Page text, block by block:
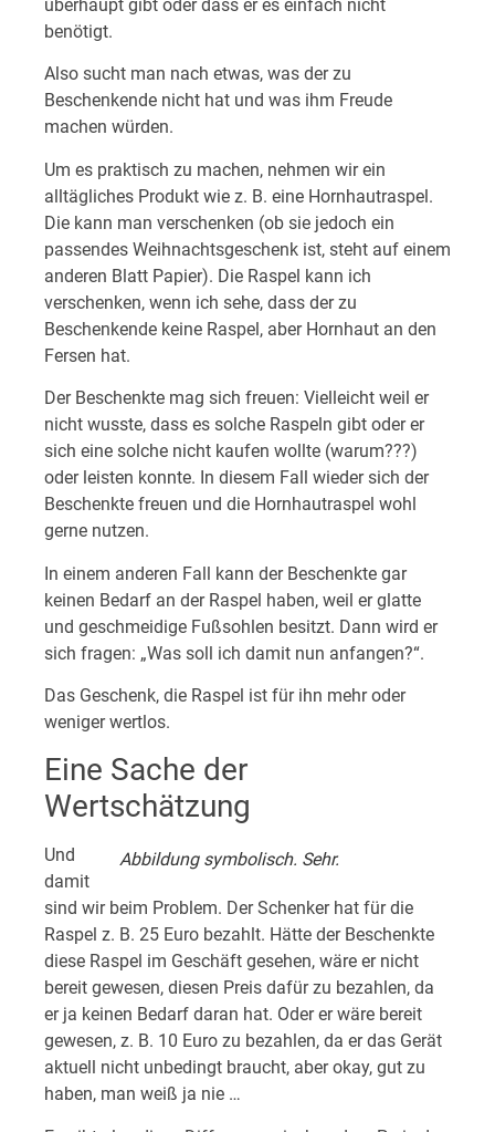
überhaupt gibt oder dass er es einfach nicht
benötigt.
Also sucht man nach etwas, was der zu
Beschenkende nicht hat und was ihm Freude
machen würden.
Um es praktisch zu machen, nehmen wir ein
alltägliches Produkt wie z. B. eine Hornhautraspel.
Die kann man verschenken (ob sie jedoch ein
passendes Weihnachtsgeschenk ist, steht auf einem
anderen Blatt Papier). Die Raspel kann ich
verschenken, wenn ich sehe, dass der zu
Beschenkende keine Raspel, aber Hornhaut an den
Fersen hat.
Der Beschenkte mag sich freuen: Vielleicht weil er
nicht wusste, dass es solche Raspeln gibt oder er
sich eine solche nicht kaufen wollte (warum???)
oder leisten konnte. In diesem Fall wieder sich der
Beschenkte freuen und die Hornhautraspel wohl
gerne nutzen.
In einem anderen Fall kann der Beschenkte gar
keinen Bedarf an der Raspel haben, weil er glatte
und geschmeidige Fußsohlen besitzt. Dann wird er
sich fragen: „Was soll ich damit nun anfangen?“.
Das Geschenk, die Raspel ist für ihn mehr oder
weniger wertlos.
Eine Sache der
Wertschätzung
Abbildung symbolisch. Sehr.
Und
damit
sind wir beim Problem. Der Schenker hat für die
Raspel z. B. 25 Euro bezahlt. Hätte der Beschenkte
diese Raspel im Geschäft gesehen, wäre er nicht
bereit gewesen, diesen Preis dafür zu bezahlen, da
er ja keinen Bedarf daran hat. Oder er wäre bereit
gewesen, z. B. 10 Euro zu bezahlen, da er das Gerät
aktuell nicht unbedingt braucht, aber okay, gut zu
haben, man weiß ja nie …